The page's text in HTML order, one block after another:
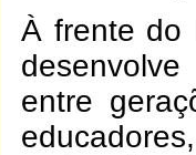
À frente do
entre